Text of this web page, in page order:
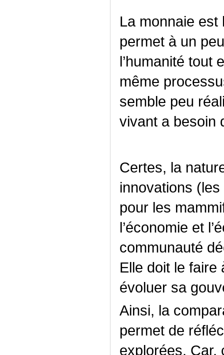
La monnaie est
permet à un
l’humanité tout
même
semble peu
vivant a besoin
Certes, la
innovations
pour les
l’économie et
communauté
Elle doit le faire
évoluer sa
Ainsi, la
permet de
explorées. Car,